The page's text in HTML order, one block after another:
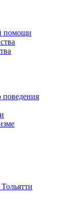
помощи
поведения